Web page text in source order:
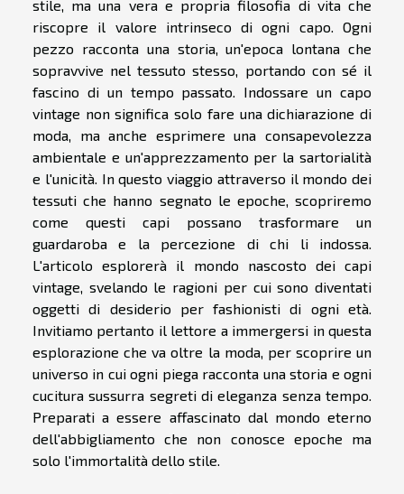
stile, ma una vera e propria filosofia di vita che
riscopre il valore intrinseco di ogni capo. Ogni
pezzo racconta una storia, un'epoca lontana che
sopravvive nel tessuto stesso, portando con sé il
fascino di un tempo passato. Indossare un capo
vintage non significa solo fare una dichiarazione di
moda, ma anche esprimere una consapevolezza
ambientale e un'apprezzamento per la sartorialità
e l'unicità. In questo viaggio attraverso il mondo dei
tessuti che hanno segnato le epoche, scopriremo
come questi capi possano trasformare un
guardaroba e la percezione di chi li indossa.
L'articolo esplorerà il mondo nascosto dei capi
vintage, svelando le ragioni per cui sono diventati
oggetti di desiderio per fashionisti di ogni età.
Invitiamo pertanto il lettore a immergersi in questa
esplorazione che va oltre la moda, per scoprire un
universo in cui ogni piega racconta una storia e ogni
cucitura sussurra segreti di eleganza senza tempo.
Preparati a essere affascinato dal mondo eterno
dell'abbigliamento che non conosce epoche ma
solo l'immortalità dello stile.